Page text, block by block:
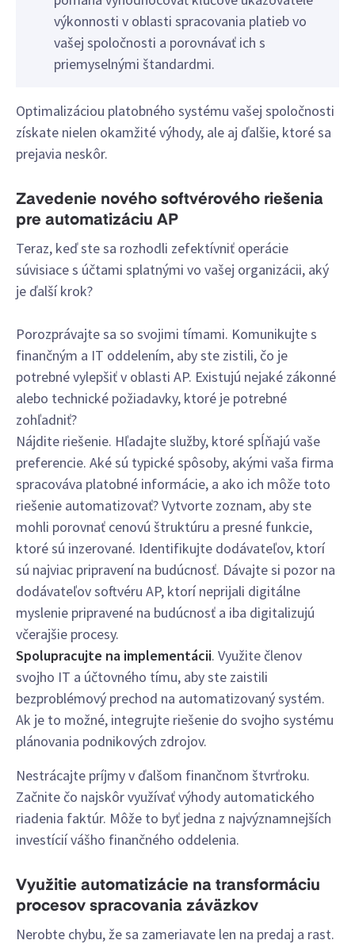
výkonnosti v oblasti spracovania platieb vo
vašej spoločnosti a porovnávať ich s
priemyselnými štandardmi.
Optimalizáciou platobného systému vašej spoločnosti
získate nielen okamžité výhody, ale aj ďalšie, ktoré sa
prejavia neskôr.
Zavedenie nového softvérového riešenia
pre automatizáciu AP
Teraz, keď ste sa rozhodli zefektívniť operácie
súvisiace s účtami splatnými vo vašej organizácii, aký
je ďalší krok?
Porozprávajte sa so svojimi tímami. Komunikujte s
finančným a IT oddelením, aby ste zistili, čo je
potrebné vylepšiť v oblasti AP. Existujú nejaké zákonné
alebo technické požiadavky, ktoré je potrebné
zohľadniť?
Nájdite riešenie. Hľadajte služby, ktoré spĺňajú vaše
preferencie. Aké sú typické spôsoby, akými vaša firma
spracováva platobné informácie, a ako ich môže toto
riešenie automatizovať? Vytvorte zoznam, aby ste
mohli porovnať cenovú štruktúru a presné funkcie,
ktoré sú inzerované. Identifikujte dodávateľov, ktorí
sú najviac pripravení na budúcnosť. Dávajte si pozor na
dodávateľov softvéru AP, ktorí neprijali digitálne
myslenie pripravené na budúcnosť a iba digitalizujú
včerajšie procesy.
Spolupracujte na implementácii. Využite členov
svojho IT a účtovného tímu, aby ste zaistili
bezproblémový prechod na automatizovaný systém.
Ak je to možné, integrujte riešenie do svojho systému
plánovania podnikových zdrojov.
Nestrácajte príjmy v ďalšom finančnom štvrťroku.
Začnite čo najskôr využívať výhody automatického
riadenia faktúr. Môže to byť jedna z najvýznamnejších
investícií vášho finančného oddelenia.
Využitie automatizácie na transformáciu
procesov spracovania záväzkov
Nerobte chybu, že sa zameriavate len na predaj a rast.